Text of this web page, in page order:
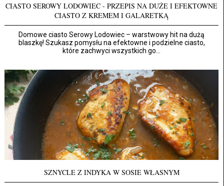
CIASTO SEROWY LODOWIEC - PRZEPIS NA DUŻE I EFEKTOWNE
CIASTO Z KREMEM I GALARETKĄ
Domowe ciasto Serowy Lodowiec – warstwowy hit na dużą
blaszkę! Szukasz pomysłu na efektowne i podzielne ciasto,
które zachwyci wszystkich go...
SZNYCLE Z INDYKA W SOSIE WŁASNYM